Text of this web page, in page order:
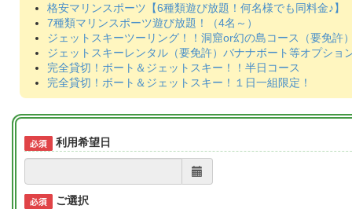
格安マリンスポーツ【6種類遊び放題！何名様でも同料金♪】
7種類マリンスポーツ遊び放題！（4名～）
ジェットスキーツーリング！！洞窟or幻の島コース（要免許
ジェットスキーレンタル（要免許）バナナボート等オプショ
完全貸切！ボート＆ジェットスキー！！半日コース
完全貸切！ボート＆ジェットスキー！１日一組限定！
利用希望日
ご選択